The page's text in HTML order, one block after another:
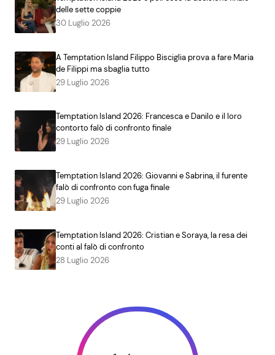
delle sette coppie
30 Luglio 2026
A Temptation Island Filippo Bisciglia prova a fare Maria
de Filippi ma sbaglia tutto
29 Luglio 2026
Temptation Island 2026: Francesca e Danilo e il loro
contorto falò di confronto finale
29 Luglio 2026
Temptation Island 2026: Giovanni e Sabrina, il furente
falò di confronto con fuga finale
29 Luglio 2026
Temptation Island 2026: Cristian e Soraya, la resa dei
conti al falò di confronto
28 Luglio 2026